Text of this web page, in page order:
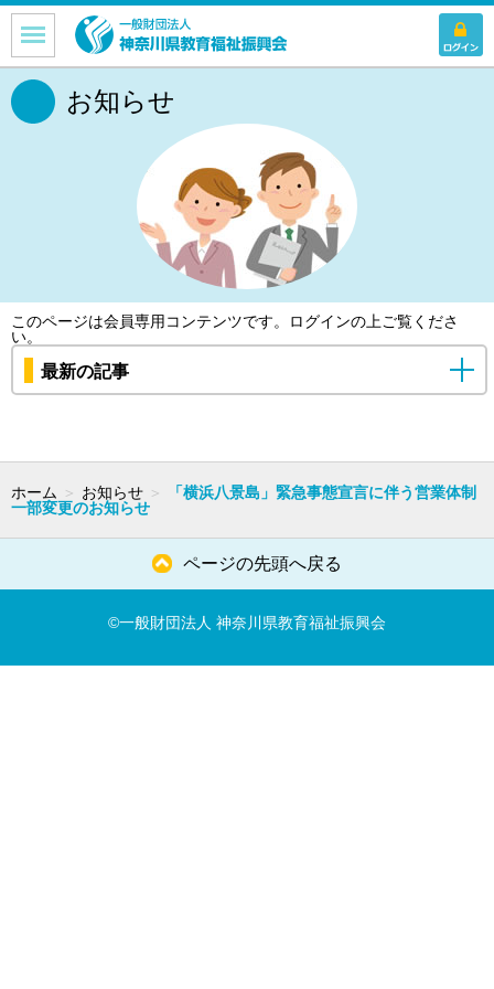
お知らせ
このページは会員専用コンテンツです。 ログインの上ご覧くださ
い。
最新の記事
ホーム ＞ お知らせ ＞
「横浜八景島」緊急事態宣言に伴う営業体制
一部変更のお知らせ
ページの先頭へ戻る
©一般財団法人 神奈川県教育福祉振興会